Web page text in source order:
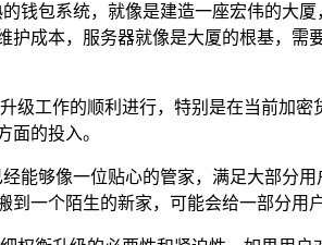
钱包系统，就像是建造一座宏伟的大
成本，服务器就像是大厦的根基，
级工作的顺利进行，特别是在当前加
面的投入。
能够像一位贴心的管家，满足大部分
一个陌生的新家，可能会给一部分用